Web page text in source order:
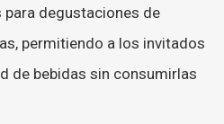
degustaciones de
permitiendo a los invitados
de bebidas sin consumirlas